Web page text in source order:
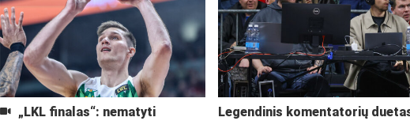
„LKL finalas“: nematyti
Legendinis komentatorių